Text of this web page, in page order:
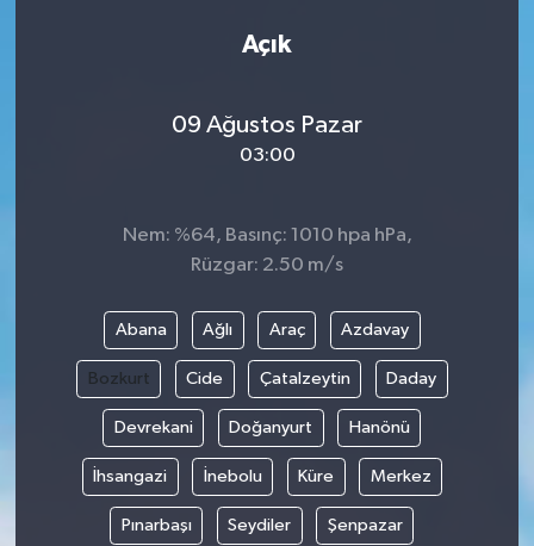
Açık
09 Ağustos Pazar
03:00
Nem: %64, Basınç: 1010 hpa hPa,
Rüzgar: 2.50 m/s
Abana Ağlı Araç Azdavay
Bozkurt Cide Çatalzeytin Daday
Devrekani Doğanyurt Hanönü
İhsangazi İnebolu Küre Merkez
Pınarbaşı Seydiler Şenpazar